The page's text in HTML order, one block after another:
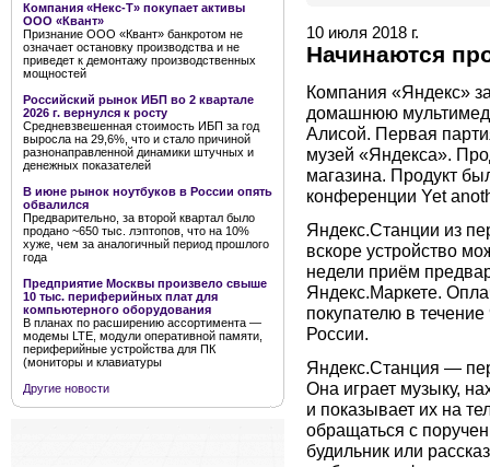
Компания «Некс-Т» покупает активы
ООО «Квант»
Признание ООО «Квант» банкротом не
означает остановку производства и не
приведет к демонтажу производственных
мощностей
Российский рынок ИБП во 2 квартале
2026 г. вернулся к росту
Средневзвешенная стоимость ИБП за год
выросла на 29,6%, что и стало причиной
разнонаправленной динамики штучных и
денежных показателей
В июне рынок ноутбуков в России опять
обвалился
Предварительно, за второй квартал было
продано ~650 тыс. лэптопов, что на 10%
хуже, чем за аналогичный период прошлого
года
Предприятие Москвы произвело свыше
10 тыс. периферийных плат для
компьютерного оборудования
В планах по расширению ассортимента —
модемы LTE, модули оперативной памяти,
периферийные устройства для ПК
(мониторы и клавиатуры
Другие новости
10 июля 2018 г.
Начинаются
Компания «Яндекс»
домашнюю
Алисой. Первая
музей «Яндекса».
магазина. Продукт
конференции Yet
Яндекс.Станции из
вскоре устройство
недели приём
Яндекс.Маркете.
покупателю в
России.
Яндекс.Станция —
Она играет музыку,
и показывает их на
обращаться с
будильник или